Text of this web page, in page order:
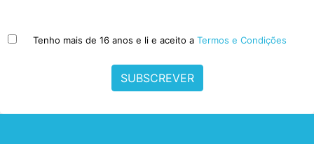
Tenho mais de 16 anos e li e aceito a Termos e Condições
SUBSCREVER